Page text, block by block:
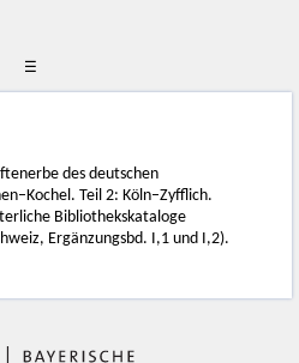
☰
des deutschen
Teil 2: Köln–Zyfflich.
Bibliothekskataloge
Ergänzungsbd. I,1 und I,2).